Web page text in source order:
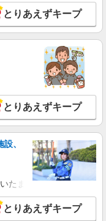
とりあえずキープ
とりあえずキープ
、
たま市岩槻区・久喜市・
とりあえずキープ